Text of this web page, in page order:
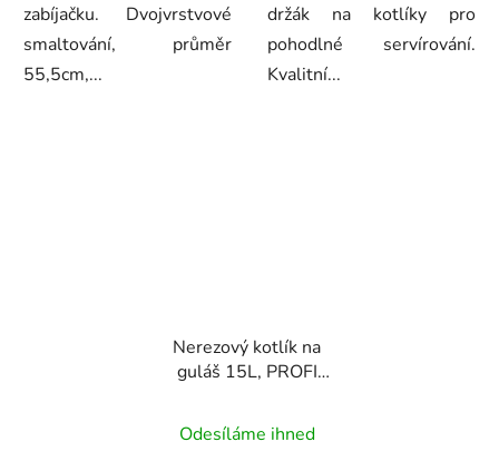
zabíjačku. Dvojvrstvové
smaltování, průměr
55,5cm,...
držák na kotlíky pro
pohodlné servírování.
Kvalitní...
Nerezový kotlík na
guláš 15L, PROFI
Home
Odesíláme ihned